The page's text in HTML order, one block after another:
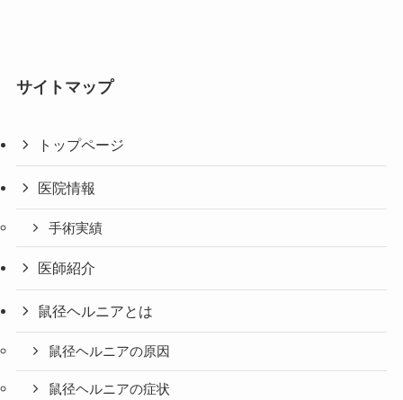
サイトマップ
トップページ
医院情報
手術実績
医師紹介
鼠径ヘルニアとは
鼠径ヘルニアの原因
鼠径ヘルニアの症状